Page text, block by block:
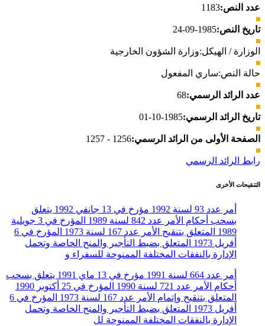
عدد النص:1183
تاريخ النص:1985-09-24
الوزارة / الهيكل:وزارة الشؤون الخارجية
حالة النص:ساري المفعول
عدد الرائد الرسمي:68
تاريخ الرائد الرسمي:1985-10-01
الصفحة الأولى من الرائد الرسمي:1256 - 1257
رابط الرائد الرسمي
التنقيحات الأخرى
أمر عدد 93 لسنة 1992 مؤرخ في 13 جانفي 1992 يتعلق
بسحب أحكام الأمر عدد 842 لسنة 1989 المؤرخ في 3 جويلية
1989 المتعلق بتنقيح الأمر عدد 167 لسنة 1973 المؤرخ في 6
أفريل 1973 المتعلق بضبط التأجير والمنح الخاصة وتحمل
الإدارة بالنفقات المختلفة الممنوحة للسفراء و
أمر عدد 664 لسنة 1991 مؤرخ في 13 ماي 1991 يتعلق بسحب
أحكام الأمر عدد 721 لسنة 1990 المؤرخ في 25 أكتوبر 1990
المتعلق بتنقيح وإتمام الأمر عدد 167 لسنة 1973 المؤرخ في 6
أفريل 1973 المتعلق بضبط التأجير والمنح الخاصة وتحمل
الإدارة بالنفقات المختلفة الممنوحة لل